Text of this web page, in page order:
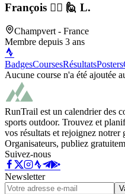
François 🚴‍♂️ 🙋 L.
Champvert - France
Membre depuis 3 ans
BadgesCoursesRésultatsPosters
Aucune course n'a été ajoutée
RunTrail est un calendrier des
sports outdoor. Trouvez et
vos résultats et rejoignez notrer
Organisateurs, publiez
Suivez-nous
Newsletter